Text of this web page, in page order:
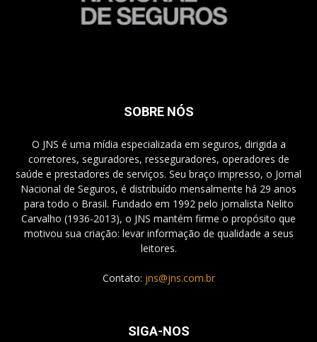
SOBRE NÓS
O JNS é uma mídia especializada em seguros, dirigida a
corretores, seguradores, resseguradores, operadores de
saúde e prestadores de serviços. Seu braço impresso, o Jornal
Nacional de Seguros, é distribuído mensalmente há 29 anos
para todo o Brasil. Fundado em 1992 pelo jornalista Nelito
Carvalho (1936-2013), o JNS mantém firme o propósito que
motivou sua criação: levar informação de qualidade a seus
leitores.
Contato: jns@jns.com.br
SIGA-NOS